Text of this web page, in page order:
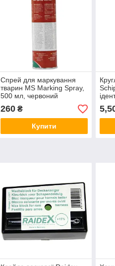
Спрей для маркування
тварин MS Marking Spray,
500 мл, червоний
260₴
Купити